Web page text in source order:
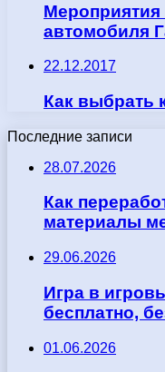
автомобиля
22.12.2017
Как выбрать
Последние записи
28.07.2026
Как
материалы
29.06.2026
Игра в
бесплатно,
01.06.2026